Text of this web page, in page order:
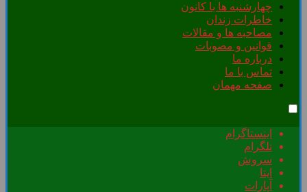
چهارشنبه ها با کانون
خاطرات زندان
مصاحبه ها و مقالات
قوانین و مصوبات
درباره ما
تماس با ما
صفحه مهمان
اینستاگرام
تلگرام
سروش
ایتا
آپارات